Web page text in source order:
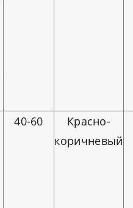
40-60
Красно-
коричневый